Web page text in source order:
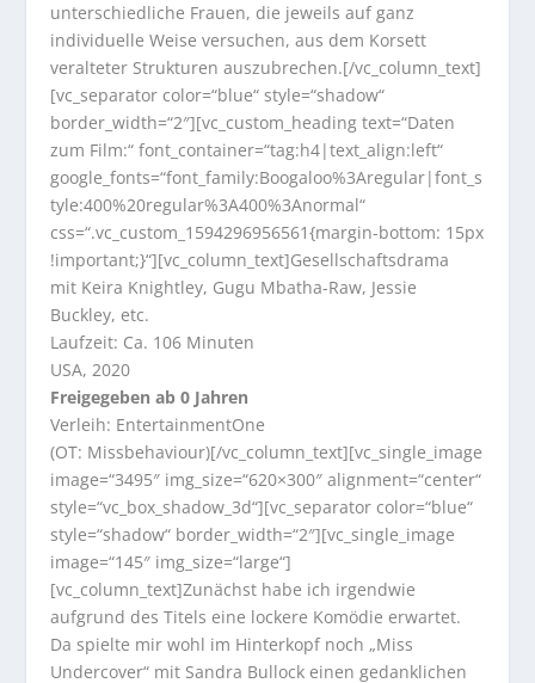
unterschiedliche Frauen, die jeweils auf ganz
individuelle Weise versuchen, aus dem Korsett
veralteter Strukturen auszubrechen.[/vc_column_text]
[vc_separator color=“blue“ style=“shadow“
border_width=“2″][vc_custom_heading text=“Daten
zum Film:“ font_container=“tag:h4|text_align:left“
google_fonts=“font_family:Boogaloo%3Aregular|font_s
tyle:400%20regular%3A400%3Anormal“
css=“.vc_custom_1594296956561{margin-bottom: 15px
!important;}“][vc_column_text]Gesellschaftsdrama
mit Keira Knightley, Gugu Mbatha-Raw, Jessie
Buckley, etc.
Laufzeit: Ca. 106 Minuten
USA, 2020
Freigegeben ab 0 Jahren
Verleih: EntertainmentOne
(OT: Missbehaviour)[/vc_column_text][vc_single_image
image=“3495″ img_size=“620×300″ alignment=“center“
style=“vc_box_shadow_3d“][vc_separator color=“blue“
style=“shadow“ border_width=“2″][vc_single_image
image=“145″ img_size=“large“]
[vc_column_text]Zunächst habe ich irgendwie
aufgrund des Titels eine lockere Komödie erwartet.
Da spielte mir wohl im Hinterkopf noch „Miss
Undercover“ mit Sandra Bullock einen gedanklichen